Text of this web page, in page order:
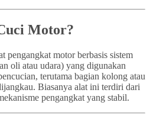
Motor?
pengangkat motor berbasis sistem
oli atau udara) yang digunakan
terutama bagian kolong atau
Biasanya alat ini terdiri dari
pengangkat yang stabil.